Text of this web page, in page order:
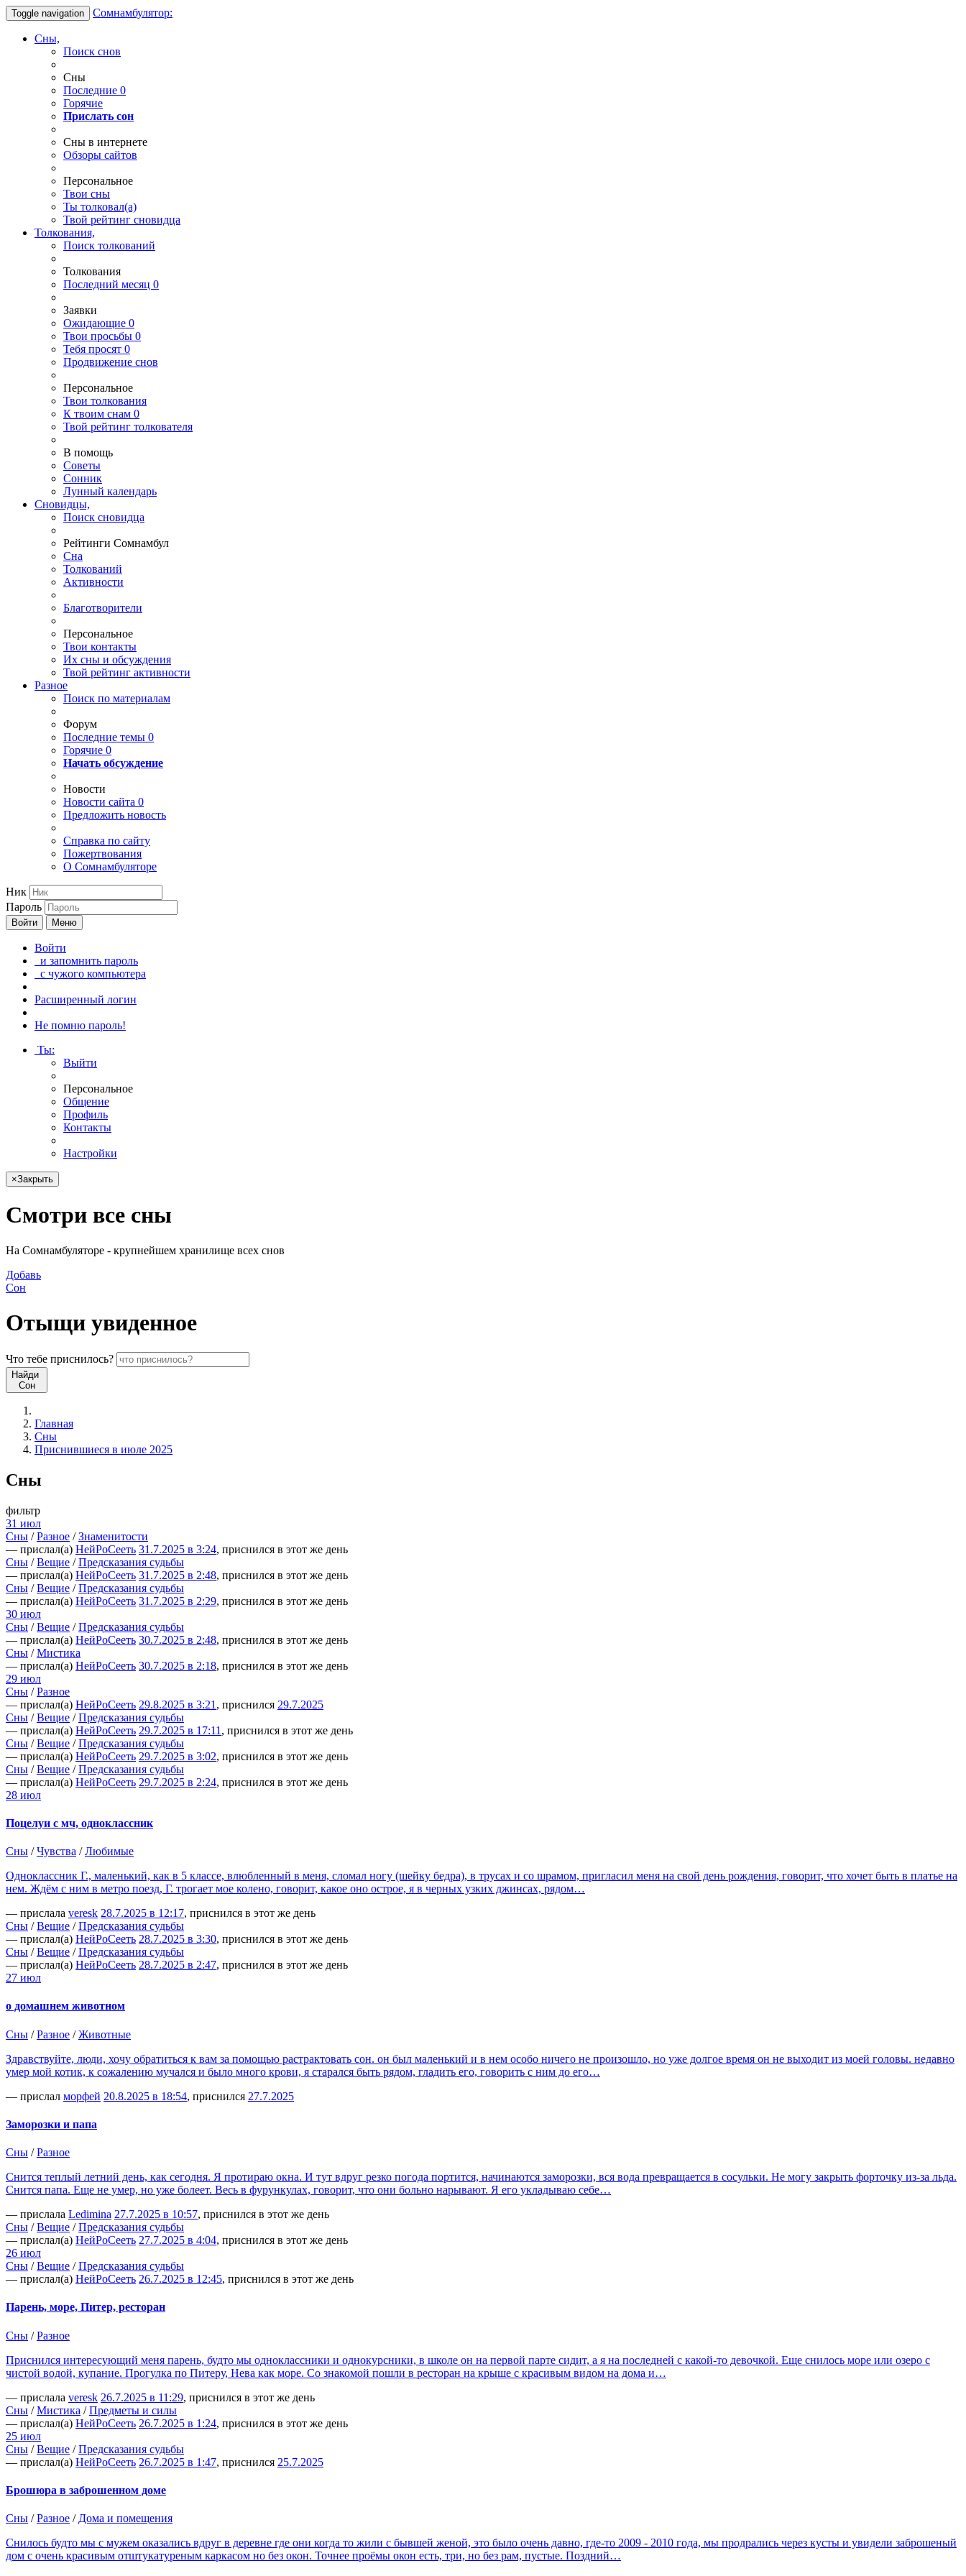
Toggle navigation Сомнамбулятор:
Сны,
Поиск снов
Сны
Последние 0
Горячие
Прислать сон
Сны в интернете
Обзоры сайтов
Персональное
Твои сны
Ты толковал(а)
Твой рейтинг сновидца
Толкования,
Поиск толкований
Толкования
Последний месяц 0
Заявки
Ожидающие 0
Твои просьбы 0
Тебя просят 0
Продвижение снов
Персональное
Твои толкования
К твоим снам 0
Твой рейтинг толкователя
В помощь
Советы
Сонник
Лунный календарь
Сновидцы,
Поиск сновидца
Рейтинги Сомнамбул
Сна
Толкований
Активности
Благотворители
Персональное
Твои контакты
Их сны и обсуждения
Твой рейтинг активности
Разное
Поиск по материалам
Форум
Последние темы 0
Горячие 0
Начать обсуждение
Новости
Новости сайта 0
Предложить новость
Справка по сайту
Пожертвования
О Сомнамбуляторе
Ник
Пароль
Войти Меню
Войти
и запомнить пароль
с чужого компьютера
Расширенный логин
Не помню пароль!
Ты:
Выйти
Персональное
Общение
Профиль
Контакты
Настройки
×Закрыть
Смотри все сны
На Сомнамбуляторе - крупнейшем хранилище всех снов
Добавь
Сон
Отыщи увиденное
Что тебе приснилось?
Найди
Сон
Главная
Сны
Приснившиеся в июле 2025
Сны
фильтр
31 июл
Сны /Разное /Знаменитости
— прислал(а) НейРоСееть 31.7.2025 в 3:24, приснился в этот же день
Сны /Вещие /Предсказания судьбы
— прислал(а) НейРоСееть 31.7.2025 в 2:48, приснился в этот же день
Сны /Вещие /Предсказания судьбы
— прислал(а) НейРоСееть 31.7.2025 в 2:29, приснился в этот же день
30 июл
Сны /Вещие /Предсказания судьбы
— прислал(а) НейРоСееть 30.7.2025 в 2:48, приснился в этот же день
Сны /Мистика
— прислал(а) НейРоСееть 30.7.2025 в 2:18, приснился в этот же день
29 июл
Сны /Разное
— прислал(а) НейРоСееть 29.8.2025 в 3:21 , приснился 29.7.2025
Сны /Вещие /Предсказания судьбы
— прислал(а) НейРоСееть 29.7.2025 в 17:11 , приснился в этот же день
Сны /Вещие /Предсказания судьбы
— прислал(а) НейРоСееть 29.7.2025 в 3:02, приснился в этот же день
Сны /Вещие /Предсказания судьбы
— прислал(а) НейРоСееть 29.7.2025 в 2:24, приснился в этот же день
28 июл
Поцелуи с мч, одноклассник
Сны /Чувства /Любимые
Одноклассник Г., маленький, как в 5 классе, влюбленный в меня, сломал ногу (шейку бедра), в трусах и со шрамом, пригласил меня на свой день рождения, говорит, что хочет быть в платье на
нем. Ждём с ним в метро поезд, Г. трогает мое колено, говорит, какое оно острое, я в черных узких джинсах, рядом…
— прислала veresk 28.7.2025 в 12:17, приснился в этот же день
Сны /Вещие /Предсказания судьбы
— прислал(а) НейРоСееть 28.7.2025 в 3:30, приснился в этот же день
Сны /Вещие /Предсказания судьбы
— прислал(а) НейРоСееть 28.7.2025 в 2:47, приснился в этот же день
27 июл
о домашнем животном
Сны /Разное /Животные
Здравствуйте, люди, хочу обратиться к вам за помощью растрактовать сон. он был маленький и в нем особо ничего не произошло, но уже долгое время он не выходит из моей головы. недавно
умер мой котик, к сожалению мучался и было много крови, я старался быть рядом, гладить его, говорить с ним до его…
— прислал морфей 20.8.2025 в 18:54, приснился 27.7.2025
Заморозки и папа
Сны /Разное
Снится теплый летний день, как сегодня. Я протираю окна. И тут вдруг резко погода портится, начинаются заморозки, вся вода превращается в сосульки. Не могу закрыть форточку из-за льда.
Снится папа. Еще не умер, но уже болеет. Весь в фурункулах, говорит, что они больно нарывают. Я его укладываю себе…
— прислала Ledimina 27.7.2025 в 10:57, приснился в этот же день
Сны /Вещие /Предсказания судьбы
— прислал(а) НейРоСееть 27.7.2025 в 4:04, приснился в этот же день
26 июл
Сны /Вещие /Предсказания судьбы
— прислал(а) НейРоСееть 26.7.2025 в 12:45, приснился в этот же день
Парень, море, Питер, ресторан
Сны /Разное
Приснился интересующий меня парень, будто мы одноклассники и однокурсники, в школе он на первой парте сидит, а я на последней с какой-то девочкой. Еще снилось море или озеро с
чистой водой, купание. Прогулка по Питеру, Нева как море. Со знакомой пошли в ресторан на крыше с красивым видом на дома и…
— прислала veresk 26.7.2025 в 11:29, приснился в этот же день
Сны /Мистика /Предметы и силы
— прислал(а) НейРоСееть 26.7.2025 в 1:24, приснился в этот же день
25 июл
Сны /Вещие /Предсказания судьбы
— прислал(а) НейРоСееть 26.7.2025 в 1:47, приснился 25.7.2025
Брошюра в заброшенном доме
Сны /Разное / Дома и помещения
Снилось будто мы с мужем оказались вдруг в деревне где они когда то жили с бывшей женой, это было очень давно, где-то 2009 - 2010 года, мы продрались через кусты и увидели заброшеный
дом с очень красивым отштукатуреным каркасом но без окон. Точнее проёмы окон есть, три, но без рам, пустые. Поздний…